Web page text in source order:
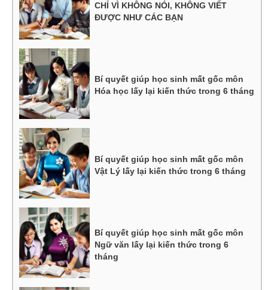
CHỈ VÌ KHÔNG NÓI, KHÔNG VIẾT
ĐƯỢC NHƯ CÁC BẠN
Bí quyết giúp học sinh mất gốc môn
Hóa học lấy lại kiến thức trong 6 tháng
Bí quyết giúp học sinh mất gốc môn
Vật Lý lấy lại kiến thức trong 6 tháng
Bí quyết giúp học sinh mất gốc môn
Ngữ văn lấy lại kiến thức trong 6
tháng